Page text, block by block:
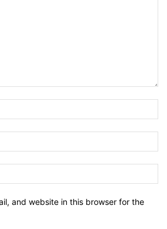
and website in this browser for the